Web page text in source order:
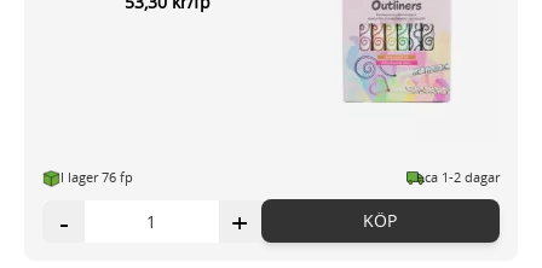
I lager 76 fp ca 1-2 dagar
- + KÖP